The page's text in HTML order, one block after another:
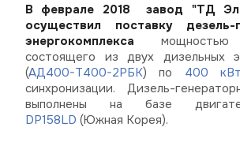
В феврале 2018 завод "ТД
осуществил поставку дезель-
энергокомплекса
состоящего из двух дизельных
(АД400-Т400-2РБК) по 400 кВт
синхронизации. Дизель-
выполнены на базе
DP158LD (Южная Корея).